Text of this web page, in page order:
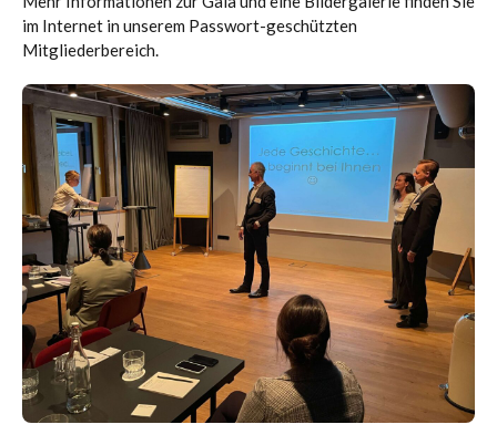
im Internet in unserem Passwort-geschützten
Mitgliederbereich.